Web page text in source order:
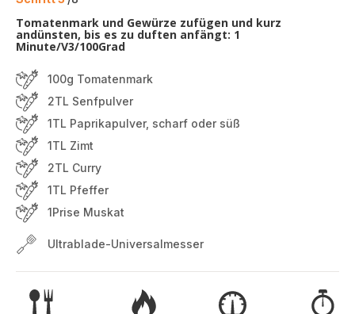
Tomatenmark und Gewürze zufügen und kurz
andünsten, bis es zu duften anfängt: 1
Minute/V3/100Grad
100g Tomatenmark
2TL Senfpulver
1TL Paprikapulver, scharf oder süß
1TL Zimt
2TL Curry
1TL Pfeffer
1Prise Muskat
Ultrablade-Universalmesser